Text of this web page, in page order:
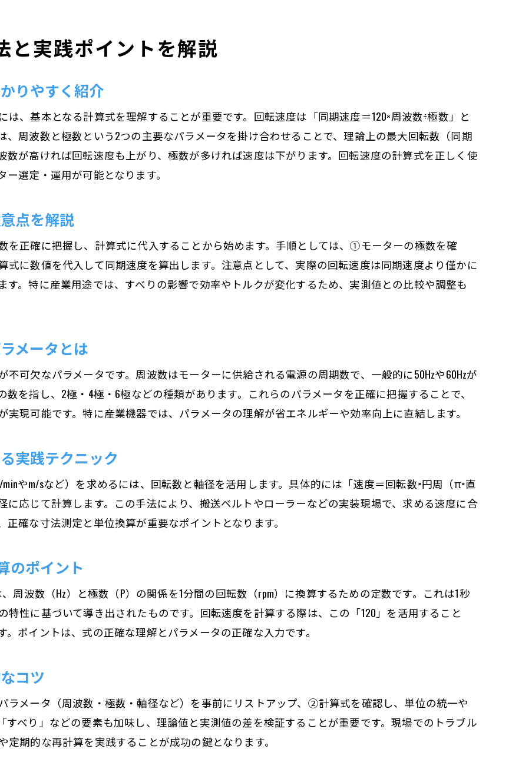
現場で役立つ同期速度の知識と活用法
トルクとのバランスで引き出すモーター性能
モーターの回転速度とトルクの関係性を解説
回転数とトルクのバランスが性能を左右する
トルク向上に役立つ回転速度調整のポイント
モーターの回転速度で効率的な出力を得る方法
トルクと回転数の最適な組み合わせを探る
プロジェクトで役立つ回転速度調整のコツ
モーター回転速度調整のための実践的ノウハウ
プロジェクトで活かすモーター回転数制御術
実践現場で使える回転速度改善の工夫
モーターの性能を引き出す応用アイデア
と実践ポイントを解説
りやすく紹介
、基本となる計算式を理解することが重要です。回転速度は「同期速度＝120×周波数÷極数」と
、周波数と極数という2つの主要なパラメータを掛け合わせることで、理論上の最大回転数（同期
が高ければ回転速度も上がり、極数が多ければ速度は下がります。回転速度の計算式を正しく使
選定・運用が可能となります。
点を解説
を正確に把握し、計算式に代入することから始めます。手順としては、①モーターの極数を確
に数値を代入して同期速度を算出します。注意点として、実際の回転速度は同期速度より僅かに
。特に産業用途では、すべりの影響で効率やトルクが変化するため、実測値との比較や調整も
メータとは
可欠なパラメータです。周波数はモーターに供給される電源の周期数で、一般的に50Hzや60Hzが
を指し、2極・4極・6極などの種類があります。これらのパラメータを正確に把握することで、
現可能です。特に産業機器では、パラメータの理解が省エネルギーや効率向上に直結します。
実践テクニック
やm/sなど）を求めるには、回転数と軸径を活用します。具体的には「速度＝回転数×円周（π×直
に応じて計算します。この手法により、搬送ベルトやローラーなどの実装現場で、求める速度に合
確な寸法測定と単位換算が重要なポイントとなります。
のポイント
周波数（Hz）と極数（P）の関係を1分間の回転数（rpm）に換算するための定数です。これは1秒
性に基づいて導き出されたものです。回転速度を計算する際は、この「120」を活用すること
ポイントは、式の正確な理解とパラメータの正確な入力です。
コツ
メータ（周波数・極数・軸径など）を事前にリストアップ、②計算式を確認し、単位の統一や
べり」などの要素も加味し、理論値と実測値の差を検証することが重要です。現場でのトラブル
期的な再計算を実践することが成功の鍵となります。